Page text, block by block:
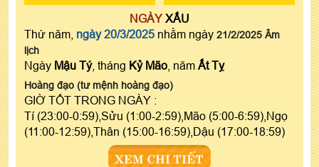
NGÀYXẤU
Thứ năm, ngày 20/3/2025 nhằm ngày 21/2/2025 Âm
lịch
Ngày Mậu Tý, tháng Kỷ Mão , năm Ất Tỵ
Hoàng đạo (tư mệnh hoàng đạo)
GIỜ TỐT TRONG NGÀY :
Tí (23:00-0:59),Sửu (1:00-2:59),Mão (5:00-6:59),Ngọ
(11:00-12:59),Thân (15:00-16:59),Dậu (17:00-18:59)
XEM CHI TIẾT